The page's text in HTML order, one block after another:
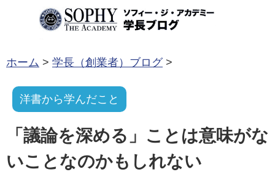
ホーム > 学長（創業者）ブログ>
洋書から学んだこと
「議論を深める」ことは意味がな
いことなのかもしれない